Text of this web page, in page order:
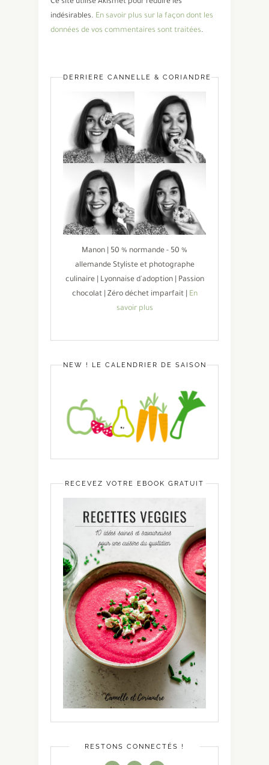
indésirables. En savoir plus sur la façon dont les
données de vos commentaires sont traitées.
DERRIÈRE CANNELLE & CORIANDRE
Manon | 50 % normande - 50 %
allemande Styliste et photographe
culinaire | Lyonnaise d'adoption | Passion
chocolat | Zéro déchet imparfait |
En
savoir plus
NEW ! LE CALENDRIER DE SAISON
RECEVEZ VOTRE EBOOK GRATUIT
RESTONS CONNECTÉS !